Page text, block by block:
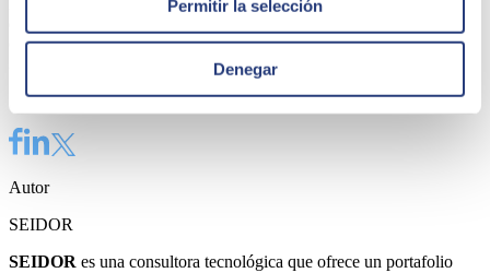
Permitir la selección
Denegar
hoja de ruta corporativa de expansión de estas capacidades al resto
corporativo de certificaciones de la compañía, que incluye ISO
27001, 27017, 27018, 27701, 22301, ISO 20000-1 y ENS Alto.
Share
Autor
SEIDOR
SEIDOR es una consultora tecnológica que ofrece un portafolio